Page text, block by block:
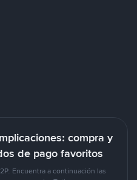
compra y
de pago favoritos
Encuentra a continuación las